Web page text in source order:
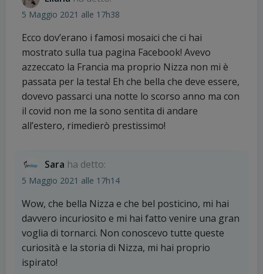
5 Maggio 2021 alle 17h38
Ecco dov’erano i famosi mosaici che ci hai
mostrato sulla tua pagina Facebook! Avevo
azzeccato la Francia ma proprio Nizza non mi è
passata per la testa! Eh che bella che deve essere,
dovevo passarci una notte lo scorso anno ma con
il covid non me la sono sentita di andare
all’estero, rimedierò prestissimo!
Sara ha detto:
5 Maggio 2021 alle 17h14
Wow, che bella Nizza e che bel posticino, mi hai
davvero incuriosito e mi hai fatto venire una gran
voglia di tornarci. Non conoscevo tutte queste
curiosità e la storia di Nizza, mi hai proprio
ispirato!